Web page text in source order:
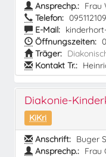
Ansprechp.: Frau
Telefon: 095112109
E-Mail:
Öffnungszeiten:
Träger:
Kontakt Tr.:
Diakonie-
KiKri
Anschrift: Buger
Ansprechp.: Frau